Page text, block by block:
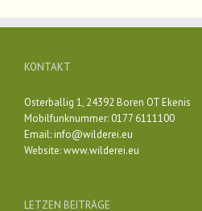
KONTAKT
Osterballig 1, 24392 Boren OT Ekenis
Mobilfunknummer: 0177 6111100
Email:info@wilderei.eu
Website:www.wilderei.eu
LETZEN BEITRÄGE